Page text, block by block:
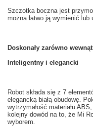
Szczotka boczna jest
można łatwo ją wymienić lub
Doskonały zarówno
Inteligentny i elegancki
Robot składa się z 7
elegancką białą obudowę.
wytrzymałość materiału ABS,
kolejny dowód na to, że Mi
wyborem.